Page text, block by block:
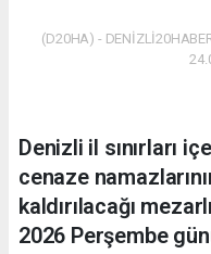
(D20HA) -
Denizli il sınırları
cenaze
kaldırılacağı
2026 Perşembe